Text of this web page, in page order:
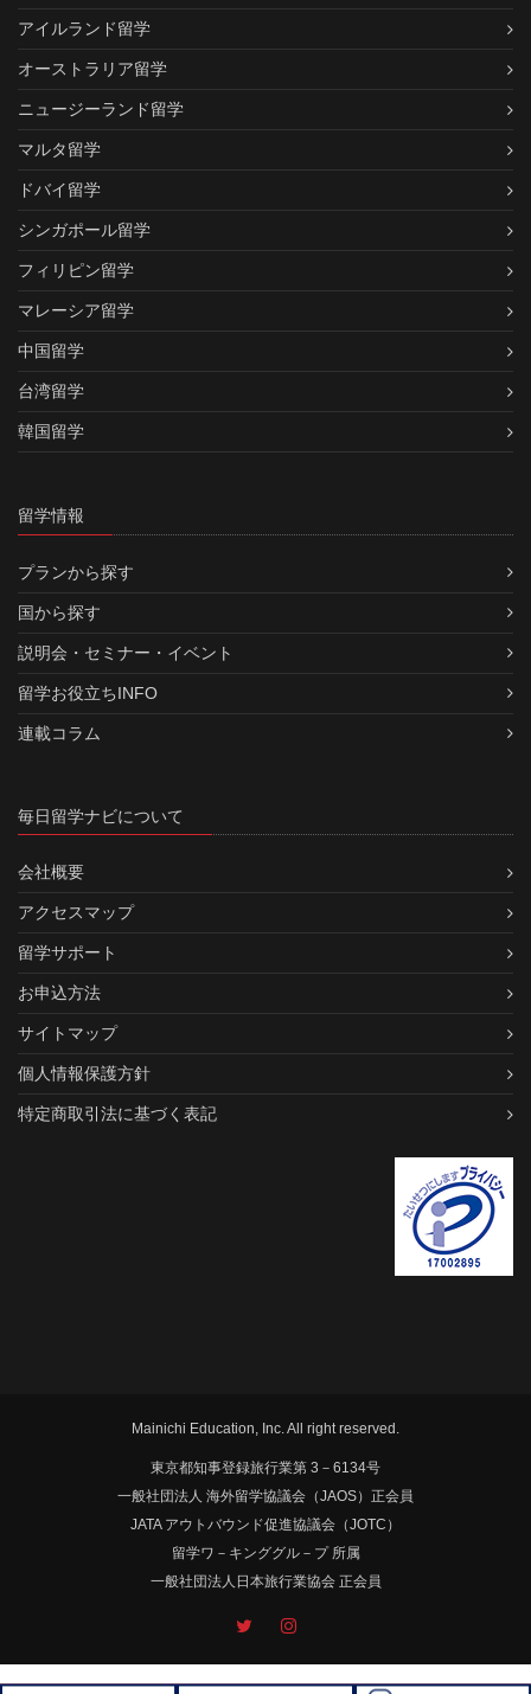
アイルランド留学
オーストラリア留学
ニュージーランド留学
マルタ留学
ドバイ留学
シンガポール留学
フィリピン留学
マレーシア留学
中国留学
台湾留学
韓国留学
留学情報
プランから探す
国から探す
説明会・セミナー・イベント
留学お役立ちINFO
連載コラム
毎日留学ナビについて
会社概要
アクセスマップ
留学サポート
お申込方法
サイトマップ
個人情報保護方針
特定商取引法に基づく表記
Mainichi Education, Inc. All right reserved.
東京都知事登録旅行業第 3－6134号
一般社団法人 海外留学協議会（JAOS）正会員
JATA アウトバウンド促進協議会（JOTC）
留学ワ－キンググル－プ 所属
一般社団法人日本旅行業協会 正会員